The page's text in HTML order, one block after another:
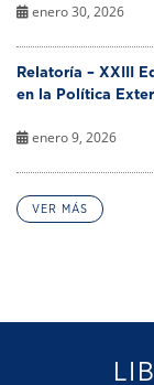
enero 30, 2026
Relatoría – XXIII
en la Política
enero 9, 2026
VER MÁS